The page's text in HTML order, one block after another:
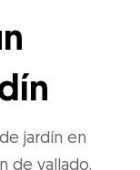
jardín en
de vallado.